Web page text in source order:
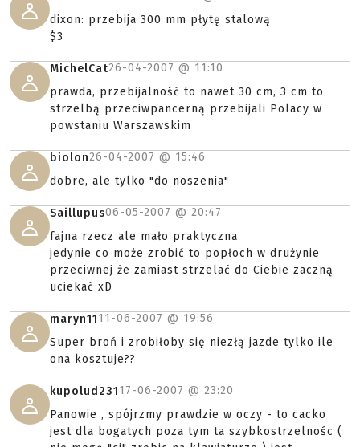
pozdrawiam
zawsze jest jeszcze granat nasadowyktórego koszt
jest niewielki a też jest klimatyczny
Alastor25-04-2007 @15:55
Mamy takie coś w naszej ekipie ale produkcji
dixon: przebija 300 mm płytę stalową
$3
MichelCat26-04-2007 @11:10
prawda, przebijalność to nawet 30 cm, 3 cm to
strzelbą przeciwpancerną przebijali Polacy w
powstaniu Warszawskim
biolon26-04-2007 @
dobre, ale tylko "do noszenia"
Saillupus 06-05-2007 @20:47
fajna rzecz ale mało praktyczna